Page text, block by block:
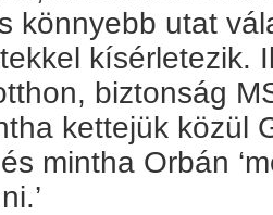
könnyebb utat
kísérletezik.
biztonság
kettejük közül
mintha Orbán